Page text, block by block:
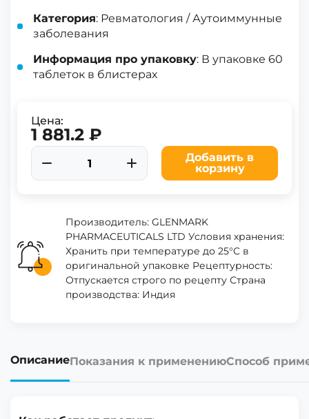
Категория: Ревматология / Аутоиммунные
заболевания
Информация про упаковку: В упаковке 60
таблеток в блистерах
Цена:
1 881.2 ₽
Добавить в
корзину
Производитель: GLENMARK
PHARMACEUTICALS LTD Условия хранения:
Хранить при температуре до 25°C в
оригинальной упаковке Рецептурность:
Отпускается строго по рецепту Страна
производства: Индия
ОписаниеПоказания к применениюСпособ